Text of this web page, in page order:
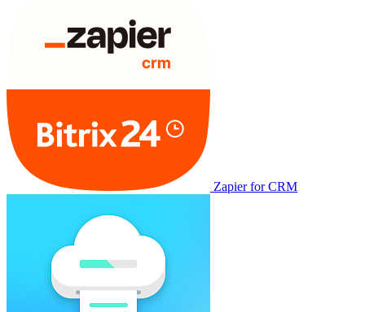
Zapier for CRM